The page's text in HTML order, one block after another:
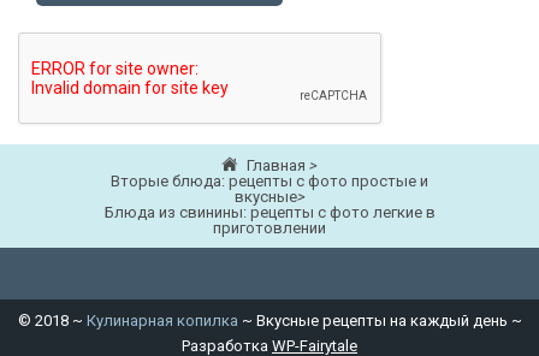
Главная >
Вторые блюда: рецепты с фото простые и
вкусные>
Блюда из свинины: рецепты с фото легкие в
приготовлении
© 2018~ Кулинарная копилка ~ Вкусные рецепты на каждый день ~
Разработка WP-Fairytale